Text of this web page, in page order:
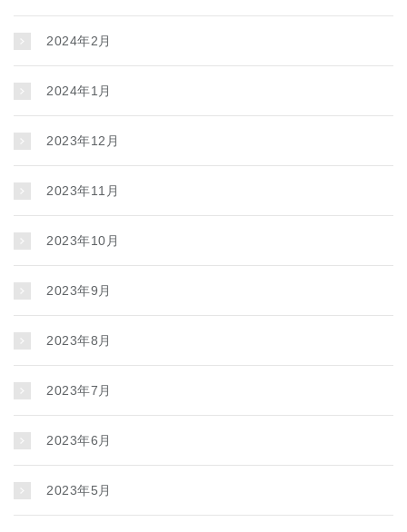
2024年2月
2024年1月
2023年12月
2023年11月
2023年10月
2023年9月
2023年8月
2023年7月
2023年6月
2023年5月